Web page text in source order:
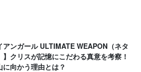
アンガール ULTIMATE WEAPON（ネタ
】クリスが記憶にこだわる真意を考察！
に向かう理由とは？